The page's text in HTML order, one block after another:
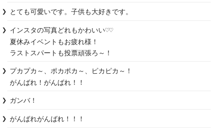
とても可愛いです。子供も大好きです。
インスタの写真どれもかわいい♡♡
夏休みイベントもお疲れ様！
ラストスパートも投票頑張ろ～！
プカプカ～、ポカポカ～、ピカピカ～！
がんばれ！がんばれ！！
ガンバ！
がんばれがんばれ！！！